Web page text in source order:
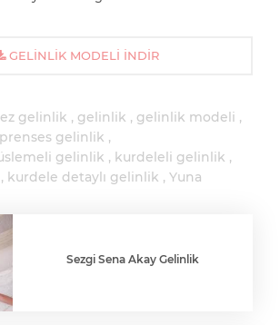
GELINLIK MODELI İNDIR
gelinlik gelinlik
gelinlik modeli
prenses gelinlik
gelinlik
kurdeleli gelinlik
kurdele detaylı gelinlik Yuna
Sezgi Sena Akay Gelinlik